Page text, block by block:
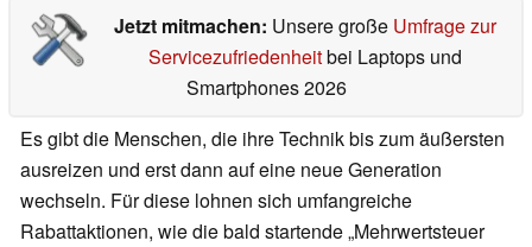
Jetzt mitmachen: Unsere große Umfrage zur
Servicezufriedenheitbei Laptops und
Smartphones 2026
Es gibt die Menschen, die ihre Technik bis zum äußersten
ausreizen und erst dann auf eine neue Generation
wechseln. Für diese lohnen sich umfangreiche
Rabattaktionen, wie die bald startende „Mehrwertsteuer